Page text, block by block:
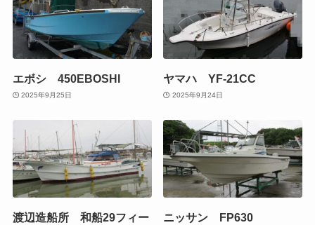
エボシ 450EBOSHI
2025年9月25日
ヤマハ YF-21CC
2025年9月24日
渡辺造船所 和船29フィー
ニッサン FP630